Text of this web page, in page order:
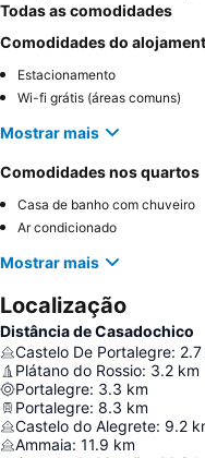
Todas as comodidades
Comodidades do
Estacionamento
Wi-fi grátis (áreas comuns)
Mostrar mais
Comodidades nos quartos
Casa de banho com chuveiro
Ar condicionado
Mostrar mais
Localização
Distância de Casadochico
Castelo De Portalegre: 2.7
Plátano do Rossio: 3.2 km
Portalegre: 3.3 km
Portalegre: 8.3 km
Castelo do Alegrete: 9.2
Ammaia: 11.9 km